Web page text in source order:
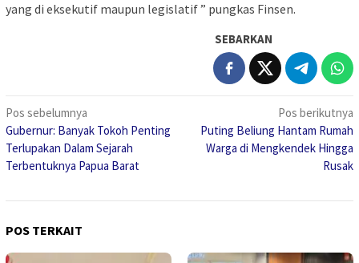
yang di eksekutif maupun legislatif ” pungkas Finsen.
SEBARKAN
Navigasi
pos
Pos sebelumnya
Gubernur: Banyak Tokoh Penting
Terlupakan Dalam Sejarah
Terbentuknya Papua Barat
Pos berikutnya
Puting Beliung Hantam Rumah
Warga di Mengkendek Hingga
Rusak
POS TERKAIT